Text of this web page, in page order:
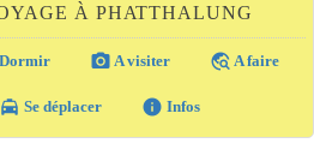
À PHATTHALUNG
Dormir photo_camera A visiter travel_explore A faire
local_taxi Se déplacer info Infos